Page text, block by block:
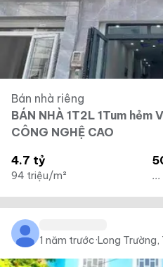
Bán nhà riêng
BÁN NHÀ 1T2L 1Tum hẻm
CÔNG NGHỆ CAO
4.7 tỷ
94 triệu/m² ...
1 năm trước·Long Trường,